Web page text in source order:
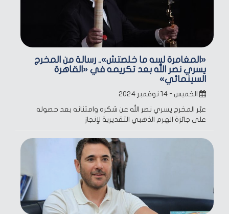
«المغامرة لسه ما خلصتش».. رسالة من المخرج
يسري نصر الله بعد تكريمه في «القاهرة
السينمائي»
الخميس - ١٤ نوفمبر ٢٠٢٤
عبّر المخرج يسري نصر الله عن شكره وامتنانه بعد حصوله
على جائزة الهرم الذهبي التقديرية لإنجاز